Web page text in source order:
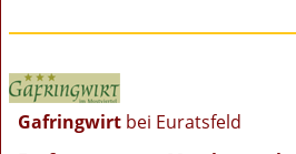
Gafringwirtbei Euratsfeld